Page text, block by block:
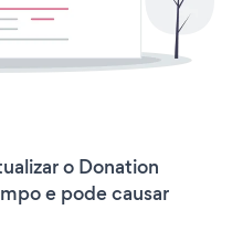
o Donation
e pode causar